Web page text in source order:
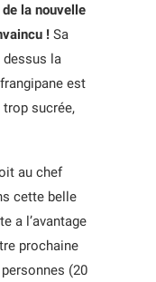
la nouvelle
! Sa
dessus la
est
sucrée,
au chef
cette belle
a l’avantage
prochaine
(20